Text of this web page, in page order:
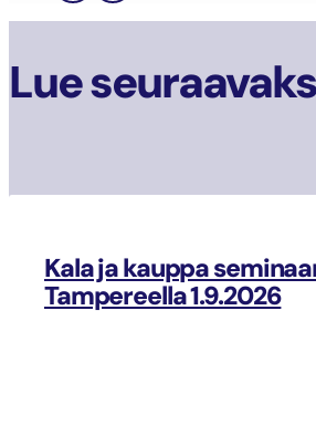
Lue
Kala ja kauppa
Tampereella 1.9.2026